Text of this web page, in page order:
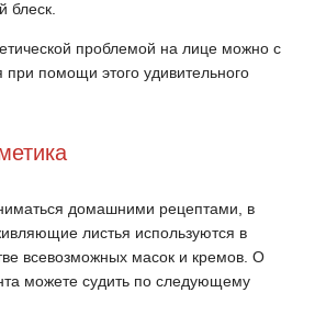
блеск.
проблемой на лице можно с
при помощи этого удивительного
домашними рецептами, в
листья используются в
всевозможных масок и кремов. О
можете судить по следующему